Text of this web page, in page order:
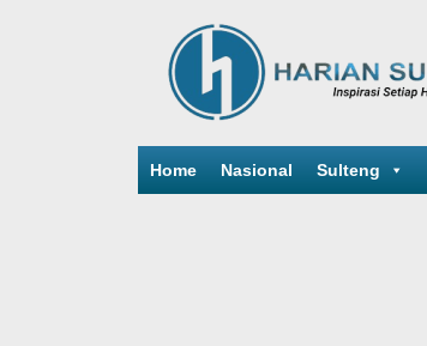
Home Nasional Sulteng